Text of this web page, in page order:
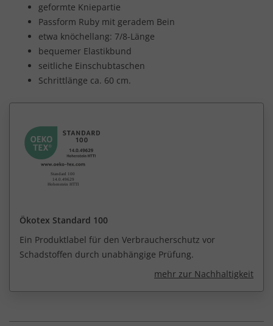
geformte Kniepartie
Passform Ruby mit geradem Bein
etwa knöchellang: 7/8-Länge
bequemer Elastikbund
seitliche Einschubtaschen
Schrittlänge ca. 60 cm.
Ökotex Standard 100
Ein Produktlabel für den Verbraucherschutz vor
Schadstoffen durch unabhängige Prüfung.
mehr zur Nachhaltigkeit